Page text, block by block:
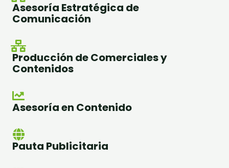
Asesoría Estratégica de
Comunicación
Producción de Comerciales y
Contenidos
Asesoría en Contenido
Pauta Publicitaria